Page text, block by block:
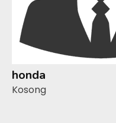
honda
Kosong